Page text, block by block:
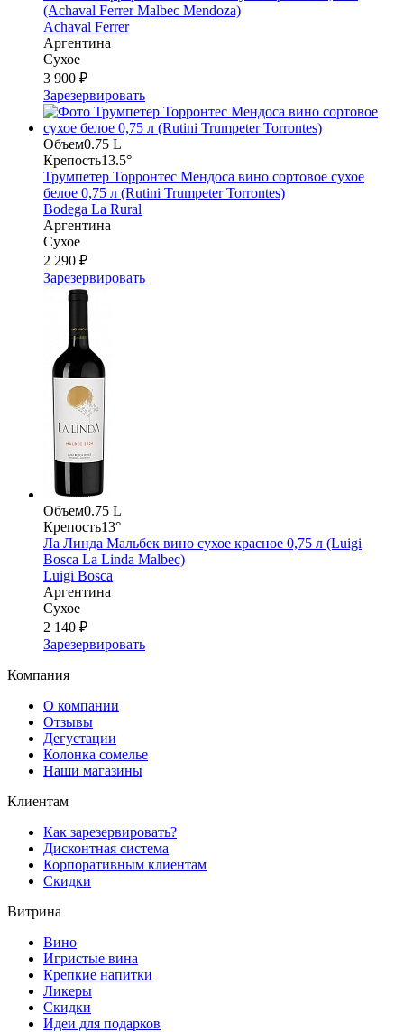
(Achaval Ferrer Malbec Mendoza)
Achaval Ferrer
Аргентина
Сухое
3 900 ₽
Зарезервировать
Объем0.75 L
Крепость13.5°
Трумпетер Торронтес Мендоса вино сортовое сухое
белое 0,75 л (Rutini Trumpeter Torrontes)
Bodega La Rural
Аргентина
Сухое
2 290 ₽
Зарезервировать
Объем0.75 L
Крепость13°
Ла Линда Мальбек вино сухое красное 0,75 л (Luigi
Bosca La Linda Malbec)
Luigi Bosca
Аргентина
Сухое
2 140 ₽
Зарезервировать
Компания
О компании
Отзывы
Дегустации
Колонка сомелье
Наши магазины
Клиентам
Как зарезервировать?
Дисконтная система
Корпоративным клиентам
Скидки
Витрина
Вино
Игристые вина
Крепкие напитки
Ликеры
Скидки
Идеи для подарков